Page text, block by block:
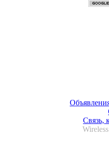
Связь,